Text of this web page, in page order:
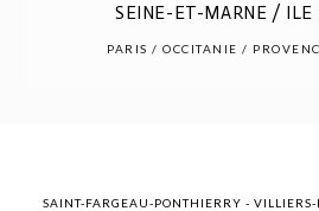
POST COMMENT
SEINE-ET-MARNE / ILE
PARIS / OCCITANIE /
SAINT-FARGEAU-PONTHIERRY -